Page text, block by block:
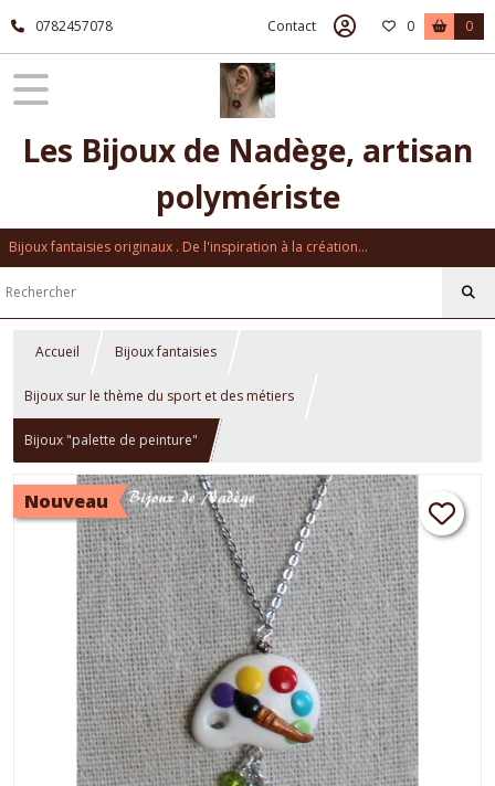
0782457078 Contact 0 0
Les Bijoux de Nadège, artisan
polymériste
Bijoux fantaisies originaux . De l'inspiration à la création...
Accueil Bijoux fantaisies
Bijoux sur le thème du sport et des métiers
Bijoux "palette de peinture"
Nouveau